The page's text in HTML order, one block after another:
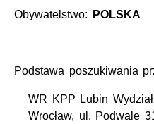
Obywatelstwo: POLSKA
Podstawa poszukiwania
WR KPP Lubin
Wrocław, ul. Podwale